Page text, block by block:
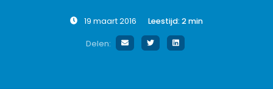
19 maart 2016 Leestijd: 2min
Delen: